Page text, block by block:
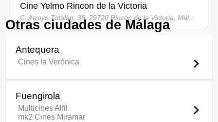
Cine Yelmo Rincon de la Victoria
C. Arroyo Totalán, 36, 29720 Rincón de la Victoria, Málaga, España
Otras ciudades de Málaga
Antequera
Cines la Verónica
Fuengirola
Multicines Alfil
mk2 Cines Miramar